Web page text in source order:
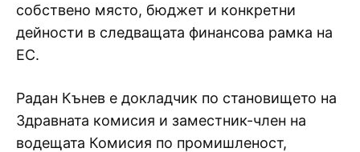
собствено място, бюджет и конкретни
дейности в следващата финансова рамка на
ЕС.
Радан Кънев е докладчик по становището на
Здравната комисия и заместник-член на
водещата Комисия по промишленост,